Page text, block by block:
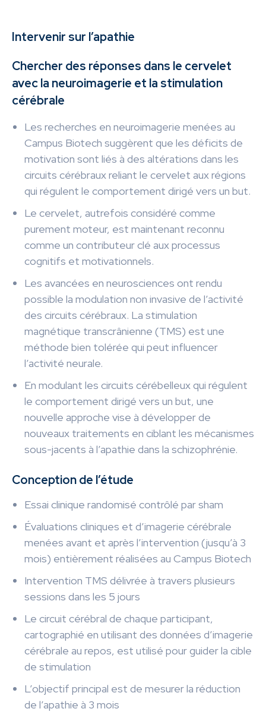
Intervenir sur l’apathie
Chercher des réponses dans le cervelet
avec la neuroimagerie et la stimulation
cérébrale
Les recherches en neuroimagerie menées au
Campus Biotech suggèrent que les déficits de
motivation sont liés à des altérations dans les
circuits cérébraux reliant le cervelet aux régions
qui régulent le comportement dirigé vers un but.
Le cervelet, autrefois considéré comme
purement moteur, est maintenant reconnu
comme un contributeur clé aux processus
cognitifs et motivationnels.
Les avancées en neurosciences ont rendu
possible la modulation non invasive de l’activité
des circuits cérébraux. La stimulation
magnétique transcrânienne (TMS) est une
méthode bien tolérée qui peut influencer
l’activité neurale.
En modulant les circuits cérébelleux qui régulent
le comportement dirigé vers un but, une
nouvelle approche vise à développer de
nouveaux traitements en ciblant les mécanismes
sous-jacents à l’apathie dans la schizophrénie.
Conception de l’étude
Essai clinique randomisé contrôlé par sham
Évaluations cliniques et d’imagerie cérébrale
menées avant et après l’intervention (jusqu’à 3
mois) entièrement réalisées au Campus Biotech
Intervention TMS délivrée à travers plusieurs
sessions dans les 5 jours
Le circuit cérébral de chaque participant,
cartographié en utilisant des données d’imagerie
cérébrale au repos, est utilisé pour guider la cible
de stimulation
L’objectif principal est de mesurer la réduction
de l’apathie à 3 mois